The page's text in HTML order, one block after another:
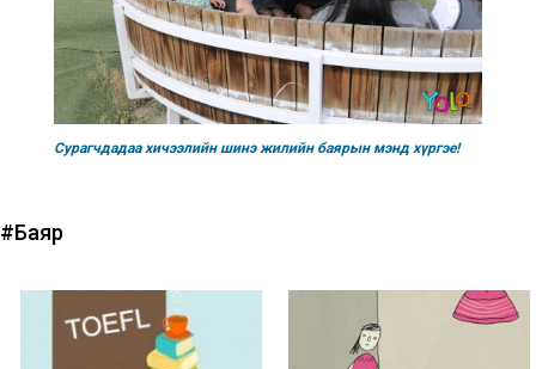
Сурагчдадаа хичээлийн шинэ жилийн баярын мэнд хүргэе!
#Баяр